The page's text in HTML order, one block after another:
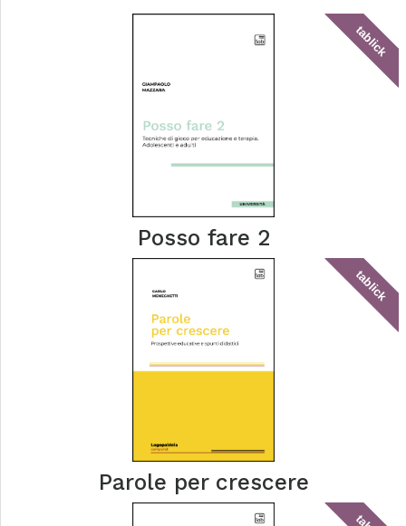
tablick
Posso fare 2
tablick
Parole per crescere